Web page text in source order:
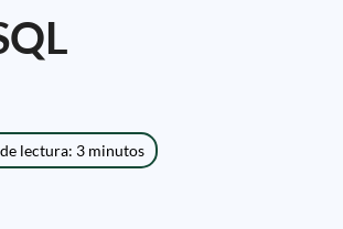
lectura: 3 minutos